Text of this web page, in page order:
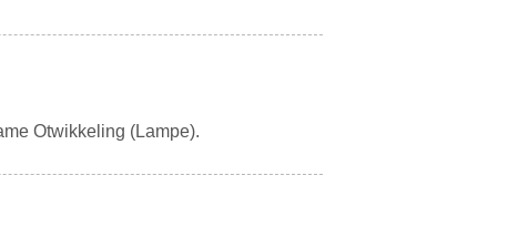
Otwikkeling (Lampe).